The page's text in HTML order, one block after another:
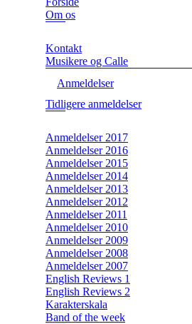
Om os
Kontakt
Musikere og Calle
Anmeldelser
Tidligere anmeldelser
Anmeldelser 2017
Anmeldelser 2016
Anmeldelser 2015
Anmeldelser 2014
Anmeldelser 2013
Anmeldelser 2012
Anmeldelser 2011
Anmeldelser 2010
Anmeldelser 2009
Anmeldelser 2008
Anmeldelser 2007
English Reviews 1
English Reviews 2
Karakterskala
Band of the week